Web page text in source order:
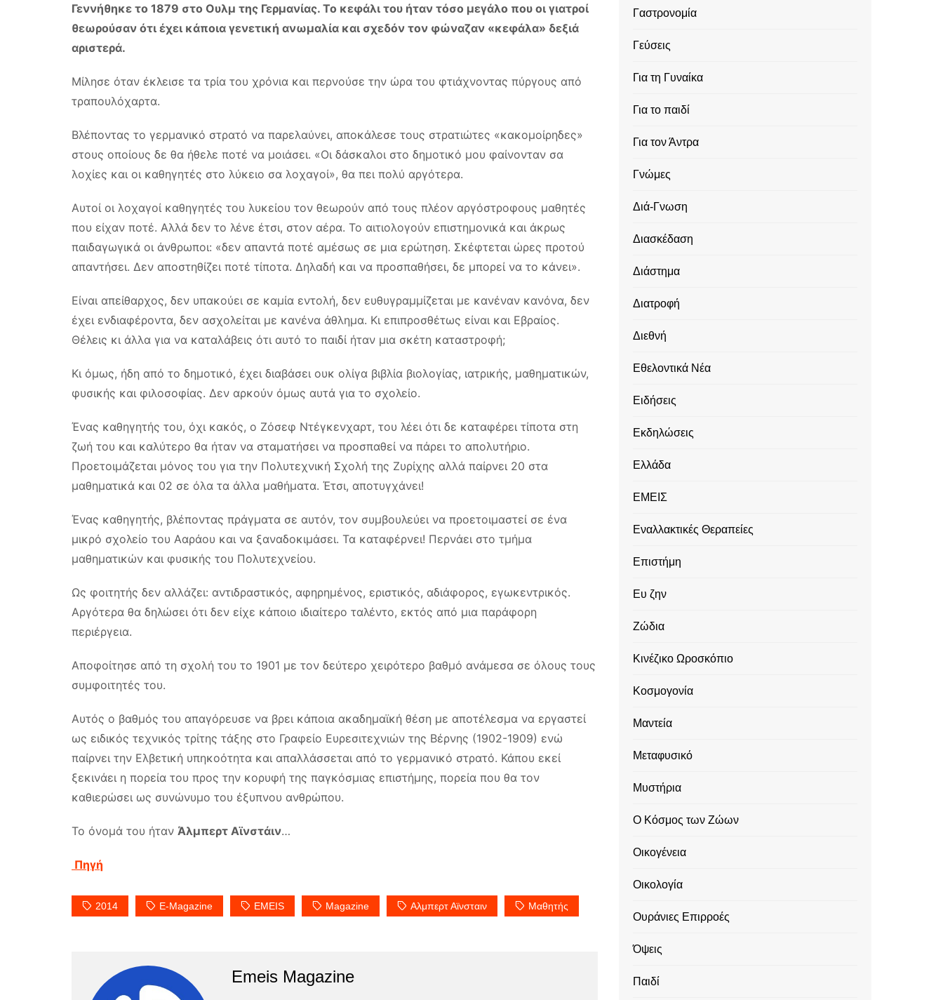
Γεννήθηκε το 1879 στο Ουλμ της Γερμανίας. Το κεφάλι του ήταν τόσο μεγάλο που οι γιατροί
θεωρούσαν ότι έχει κάποια γενετική ανωμαλία και σχεδόν τον φώναζαν «κεφάλα» δεξιά
αριστερά.
Μίλησε όταν έκλεισε τα τρία του χρόνια και περνούσε την ώρα του φτιάχνοντας πύργους από
τραπουλόχαρτα.
Βλέποντας το γερμανικό στρατό να παρελαύνει, αποκάλεσε τους στρατιώτες «κακομοίρηδες»
στους οποίους δε θα ήθελε ποτέ να μοιάσει. «Οι δάσκαλοι στο δημοτικό μου φαίνονταν σα
λοχίες και οι καθηγητές στο λύκειο σα λοχαγοί», θα πει πολύ αργότερα.
Αυτοί οι λοχαγοί καθηγητές του λυκείου τον θεωρούν από τους πλέον αργόστροφους μαθητές
που είχαν ποτέ. Αλλά δεν το λένε έτσι, στον αέρα. Το αιτιολογούν επιστημονικά και άκρως
παιδαγωγικά οι άνθρωποι: «δεν απαντά ποτέ αμέσως σε μια ερώτηση. Σκέφτεται ώρες προτού
απαντήσει. Δεν αποστηθίζει ποτέ τίποτα. Δηλαδή και να προσπαθήσει, δε μπορεί να το κάνει».
Είναι απείθαρχος, δεν υπακούει σε καμία εντολή, δεν ευθυγραμμίζεται με κανέναν κανόνα, δεν
έχει ενδιαφέροντα, δεν ασχολείται με κανένα άθλημα. Κι επιπροσθέτως είναι και Εβραίος.
Θέλεις κι άλλα για να καταλάβεις ότι αυτό το παιδί ήταν μια σκέτη καταστροφή;
Κι όμως, ήδη από το δημοτικό, έχει διαβάσει ουκ ολίγα βιβλία βιολογίας, ιατρικής, μαθηματικών,
φυσικής και φιλοσοφίας. Δεν αρκούν όμως αυτά για το σχολείο.
Ένας καθηγητής του, όχι κακός, ο Ζόσεφ Ντέγκενχαρτ, του λέει ότι δε καταφέρει τίποτα στη
ζωή του και καλύτερο θα ήταν να σταματήσει να προσπαθεί να πάρει το απολυτήριο.
Προετοιμάζεται μόνος του για την Πολυτεχνική Σχολή της Ζυρίχης αλλά παίρνει 20 στα
μαθηματικά και 02 σε όλα τα άλλα μαθήματα. Έτσι, αποτυγχάνει!
Ένας καθηγητής, βλέποντας πράγματα σε αυτόν, τον συμβουλεύει να προετοιμαστεί σε ένα
μικρό σχολείο του Ααράου και να ξαναδοκιμάσει. Τα καταφέρνει! Περνάει στο τμήμα
μαθηματικών και φυσικής του Πολυτεχνείου.
Ως φοιτητής δεν αλλάζει: αντιδραστικός, αφηρημένος, εριστικός, αδιάφορος, εγωκεντρικός.
Αργότερα θα δηλώσει ότι δεν είχε κάποιο ιδιαίτερο ταλέντο, εκτός από μια παράφορη
περιέργεια.
Αποφοίτησε από τη σχολή του το 1901 με τον δεύτερο χειρότερο βαθμό ανάμεσα σε όλους τους
συμφοιτητές του.
Αυτός ο βαθμός του απαγόρευσε να βρει κάποια ακαδημαϊκή θέση με αποτέλεσμα να εργαστεί
ως ειδικός τεχνικός τρίτης τάξης στο Γραφείο Ευρεσιτεχνιών της Βέρνης (1902-1909) ενώ
παίρνει την Ελβετική υπηκοότητα και απαλλάσσεται από το γερμανικό στρατό. Κάπου εκεί
ξεκινάει η πορεία του προς την κορυφή της παγκόσμιας επιστήμης, πορεία που θα τον
καθιερώσει ως συνώνυμο του έξυπνου ανθρώπου.
Το όνομά του ήταν Άλμπερτ Αϊνστάιν…
Πηγή
2014 E-Magazine EMEIS Magazine Αλμπερτ Αϊνσταιν Μαθητής
Emeis Magazine
Γαστρονομία
Γεύσεις
Για τη Γυναίκα
Για το παιδί
Για τον Άντρα
Γνώμες
Διά-Γνωση
Διασκέδαση
Διάστημα
Διατροφή
Διεθνή
Εθελοντικά Νέα
Ειδήσεις
Εκδηλώσεις
Ελλάδα
ΕΜΕΙΣ
Εναλλακτικές Θεραπείες
Επιστήμη
Ευ ζην
Ζώδια
Κινέζικο Ωροσκόπιο
Κοσμογονία
Μαντεία
Μεταφυσικό
Μυστήρια
Ο Κόσμος των Ζώων
Οικογένεια
Οικολογία
Ουράνιες Επιρροές
Όψεις
Παιδί